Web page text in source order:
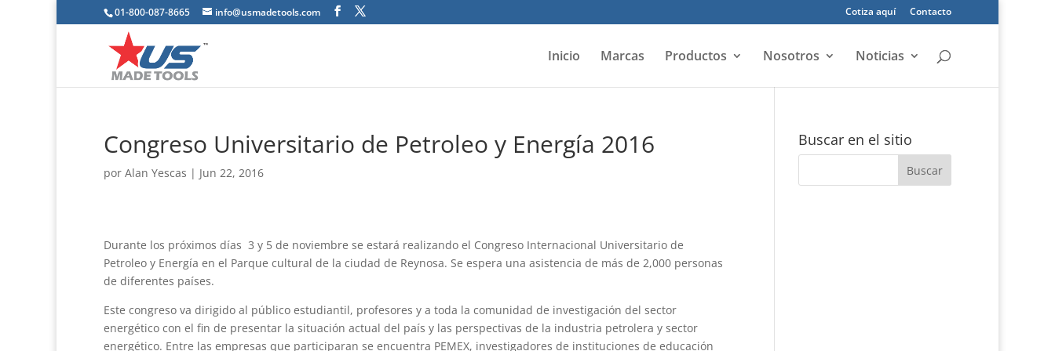
01-800-087-8665 info@usmadetools.com Cotiza aquí Contacto
Inicio Marcas Productos Nosotros Noticias
Congreso Universitario de Petroleo y Energía 2016
por Alan Yescas | Jun 22, 2016
Durante los próximos días 3 y 5 de noviembre se estará realizando el Congreso Internacional Universitario de
Petroleo y Energía en el Parque cultural de la ciudad de Reynosa. Se espera una asistencia de más de 2,000 personas
de diferentes países.
Este congreso va dirigido al público estudiantil, profesores y a toda la comunidad de investigación del sector
energético con el fin de presentar la situación actual del país y las perspectivas de la industria petrolera y sector
energético. Entre las empresas que participaran se encuentra PEMEX, investigadores de instituciones de educación
Buscar en el sitio